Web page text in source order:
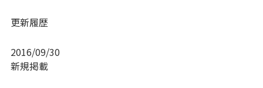
更新履歴
2016/09/30
新規掲載